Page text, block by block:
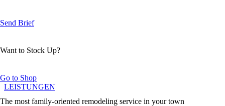
Send Brief
Want to Stock Up?
Go to Shop
LEISTUNGEN
The most family-oriented remodeling service in your town